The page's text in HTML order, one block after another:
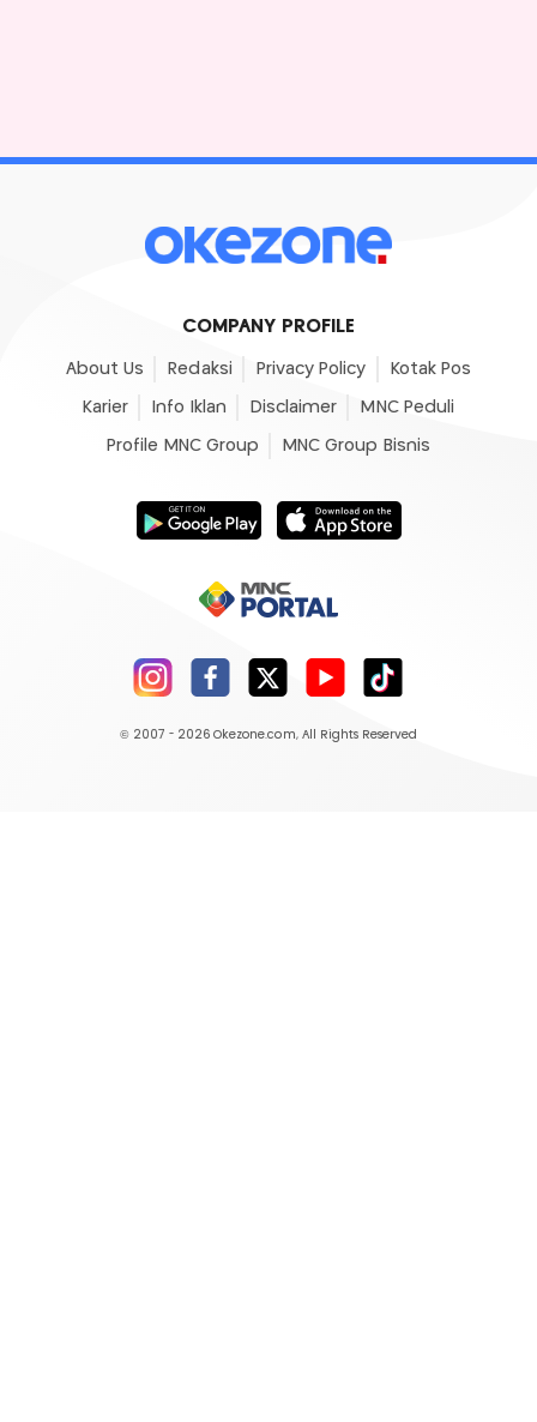
COMPANY PROFILE
About Us Redaksi Privacy Policy Kotak Pos
Karier Info Iklan Disclaimer MNC Peduli
Profile MNC Group MNC Group Bisnis
© 2007 - 2026 Okezone.com, All Rights Reserved